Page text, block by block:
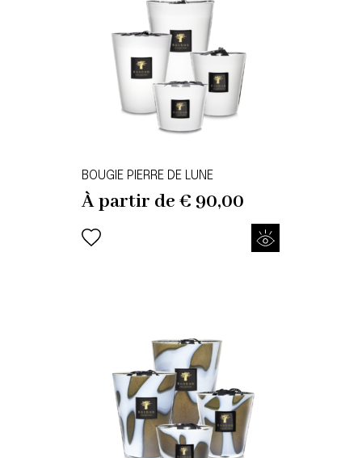
BOUGIE PIERRE DE LUNE
À partir de€ 90,00